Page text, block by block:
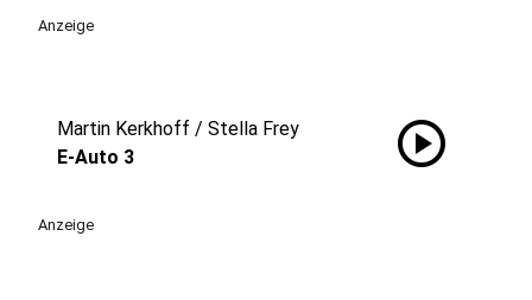
Anzeige
Martin Kerkhoff / Stella Frey
E-Auto 3
play_circle
Anzeige